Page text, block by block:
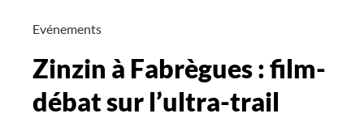
Evénements
Zinzin à Fabrègues : film-
débat sur l’ultra-trail